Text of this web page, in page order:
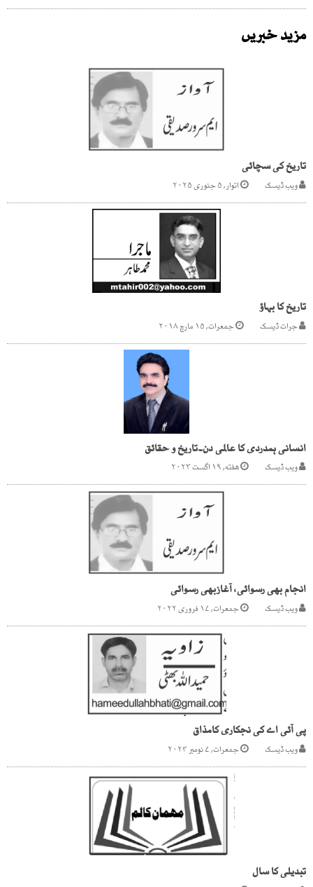
مزید خبریں
تاریخ کی سچائی
ویب ڈیسک اتوار, ۵ جنوری ۲۰۲۵
تاریخ کا بہاؤ
جرات ڈیسک جمعرات, ۱۵ مارچ ۲۰۱۸
انسانی ہمدردی کا عالمی دن۔تاریخ و حقائق
ویب ڈیسک هفته, ۱۹ اگست ۲۰۲۳
انجام بھی رسوائی، آغازبھی رسوائی
ویب ڈیسک جمعرات, ۱۷ فروری ۲۰۲۲
پی آئی اے کی نجکاری کامذاق
ویب ڈیسک جمعرات, ۷ نومبر ۲۰۲۴
تبدیلی کا سال